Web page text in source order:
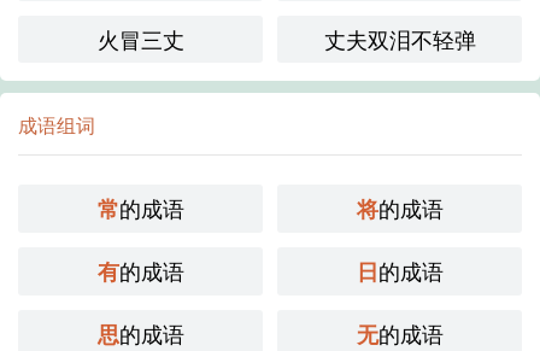
火冒三丈
丈夫双泪不轻弹
成语组词
常的成语 将的成语
有的成语 日的成语
思的成语 无的成语